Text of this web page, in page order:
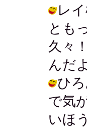
レ
とも
久々
んだ
ひ
で気
いほ